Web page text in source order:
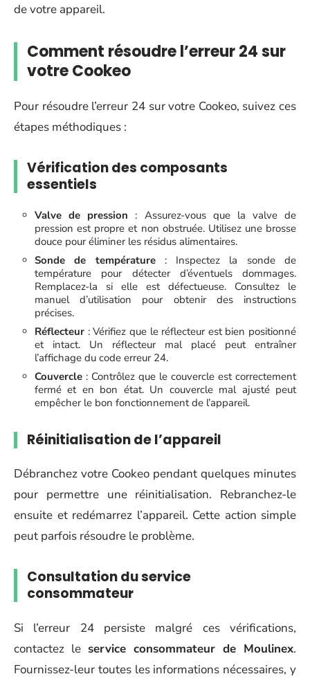
de votre appareil.
Comment résoudre l’erreur 24 sur
votre Cookeo
Pour résoudre l’erreur 24 sur votre Cookeo, suivez ces
étapes méthodiques :
Vérification des composants
essentiels
Valve de pression : Assurez-vous que la valve de
pression est propre et non obstruée. Utilisez une brosse
douce pour éliminer les résidus alimentaires.
Sonde de température: Inspectez la sonde de
température pour détecter d’éventuels dommages.
Remplacez-la si elle est défectueuse. Consultez le
manuel d’utilisation pour obtenir des instructions
précises.
Réflecteur : Vérifiez que le réflecteur est bien positionné
et intact. Un réflecteur mal placé peut entraîner
l’affichage du code erreur 24.
Couvercle : Contrôlez que le couvercle est correctement
fermé et en bon état. Un couvercle mal ajusté peut
empêcher le bon fonctionnement de l’appareil.
Réinitialisation de l’appareil
Débranchez votre Cookeo pendant quelques minutes
pour permettre une réinitialisation. Rebranchez-le
ensuite et redémarrez l’appareil. Cette action simple
peut parfois résoudre le problème.
Consultation du service
consommateur
Si l’erreur 24 persiste malgré ces vérifications,
contactez le service consommateur de Moulinex.
Fournissez-leur toutes les informations nécessaires, y